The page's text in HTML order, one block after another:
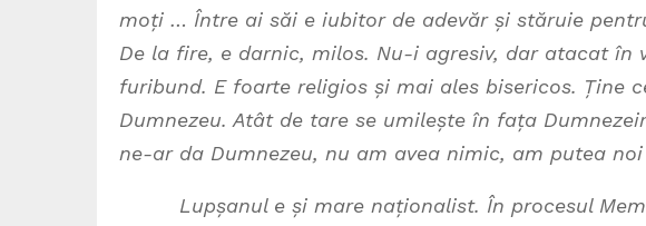
moți … Între ai săi e iubitor de adevăr și stăruie
De la fire, e darnic, milos. Nu-i agresiv, dar atacat în
furibund. E foarte religios și mai ales bisericos. Ține
Dumnezeu. Atât de tare se umilește în fața
ne-ar da Dumnezeu, nu am avea nimic, am putea
Lupșanul e și mare naționalist. În procesul